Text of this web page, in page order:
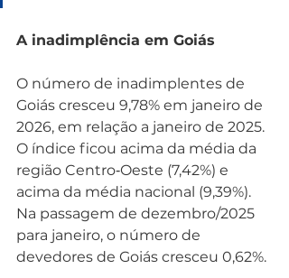
A inadimplência em Goiás
O número de inadimplentes de
Goiás cresceu 9,78% em janeiro de
2026, em relação a janeiro de 2025.
O índice ficou acima da média da
região Centro‐Oeste (7,42%) e
acima da média nacional (9,39%).
Na passagem de dezembro/2025
para janeiro, o número de
devedores de Goiás cresceu 0,62%.